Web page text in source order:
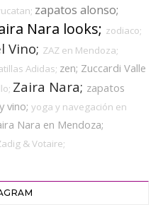
zapatos alonso;
Nara looks; zodiaco;
Vino; ZAZ en Mendoza;
Adidas; zen; Zuccardi Valle
Zaira Nara; zapatos
vino; yoga y navegación en
Nara en Mendoza;
& Votaire;